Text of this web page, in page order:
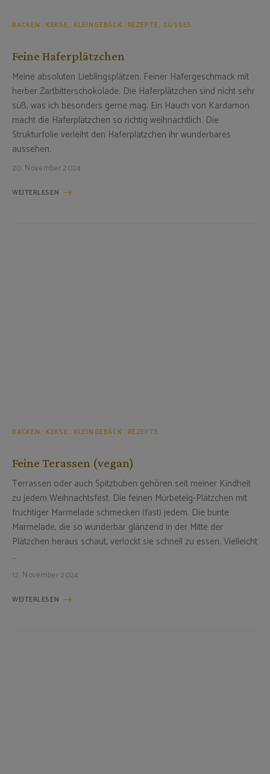
BACKEN KEKSE KLEINGEBÄCK REZEPTE SÜSSES
Feine Haferplätzchen
Meine absoluten Lieblingsplätzen. Feiner Hafergeschmack mit
herber Zartbitterschokolade. Die Haferplätzchen sind nicht sehr
süß, was ich besonders gerne mag. Ein Hauch von Kardamon
macht die Haferplätzchen so richtig weihnachtlich. Die
Strukturfolie verleiht den Haferplätzchen ihr wunderbares
aussehen.
20. November 2024
WEITERLESEN
BACKEN KEKSE KLEINGEBÄCK REZEPTE
Feine Terassen (vegan)
Terrassen oder auch Spitzbuben gehören seit meiner Kindheit
zu jedem Weihnachtsfest. Die feinen Mürbeteig-Plätzchen mit
fruchtiger Marmelade schmecken (fast) jedem. Die bunte
Marmelade, die so wunderbar glänzend in der Mitte der
Plätzchen heraus schaut, verlockt sie schnell zu essen. Vielleicht
…
12. November 2024
WEITERLESEN